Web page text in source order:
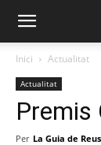
Inici Actualitat
Actualitat
Premis
Per La Guia de Reus